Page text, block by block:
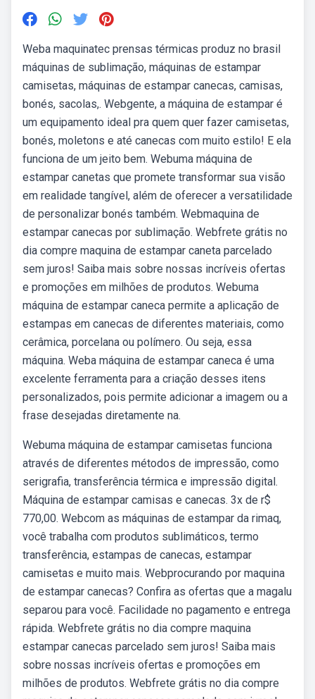
Weba maquinatec prensas térmicas produz no brasil
máquinas de sublimação, máquinas de estampar
camisetas, máquinas de estampar canecas, camisas,
bonés, sacolas,. Webgente, a máquina de estampar é
um equipamento ideal pra quem quer fazer camisetas,
bonés, moletons e até canecas com muito estilo! E ela
funciona de um jeito bem. Webuma máquina de
estampar canetas que promete transformar sua visão
em realidade tangível, além de oferecer a versatilidade
de personalizar bonés também. Webmaquina de
estampar canecas por sublimação. Webfrete grátis no
dia compre maquina de estampar caneta parcelado
sem juros! Saiba mais sobre nossas incríveis ofertas
e promoções em milhões de produtos. Webuma
máquina de estampar caneca permite a aplicação de
estampas em canecas de diferentes materiais, como
cerâmica, porcelana ou polímero. Ou seja, essa
máquina. Weba máquina de estampar caneca é uma
excelente ferramenta para a criação desses itens
personalizados, pois permite adicionar a imagem ou a
frase desejadas diretamente na.
Webuma máquina de estampar camisetas funciona
através de diferentes métodos de impressão, como
serigrafia, transferência térmica e impressão digital.
Máquina de estampar camisas e canecas. 3x de r$
770,00. Webcom as máquinas de estampar da rimaq,
você trabalha com produtos sublimáticos, termo
transferência, estampas de canecas, estampar
camisetas e muito mais. Webprocurando por maquina
de estampar canecas? Confira as ofertas que a magalu
separou para você. Facilidade no pagamento e entrega
rápida. Webfrete grátis no dia compre maquina
estampar canecas parcelado sem juros! Saiba mais
sobre nossas incríveis ofertas e promoções em
milhões de produtos. Webfrete grátis no dia compre